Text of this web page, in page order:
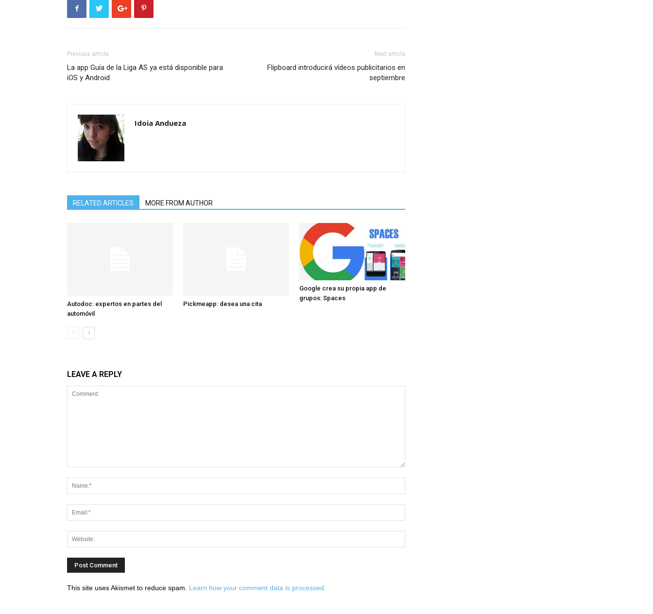
Previous article
La app Guía de la Liga AS ya está disponible para
iOS y Android
Next article
Flipboard introducirá vídeos publicitarios en
septiembre
Idoia Andueza
RELATED ARTICLES MORE FROM AUTHOR
Autodoc: expertos en partes del
automóvil
Pickmeapp: desea una cita
Google crea su propia app de
grupos: Spaces
LEAVE A REPLY
This site uses Akismet to reduce spam. Learn how your comment data is processed.